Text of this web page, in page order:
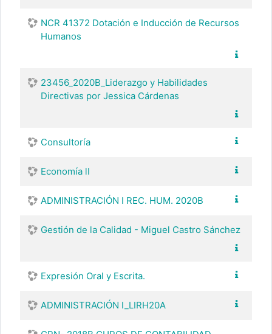
NCR 41372 Dotación e Inducción de Recursos
Humanos
23456_2020B_Liderazgo y Habilidades
Directivas por Jessica Cárdenas
Consultoría
Economía lI
ADMINISTRACIÓN I REC. HUM. 2020B
Gestión de la Calidad - Miguel Castro Sánchez
Expresión Oral y Escrita.
ADMINISTRACIÓN I_LIRH20A